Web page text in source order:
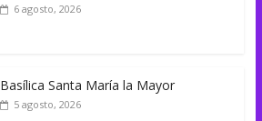
6 agosto, 2026
Basílica Santa María la Mayor
5 agosto, 2026